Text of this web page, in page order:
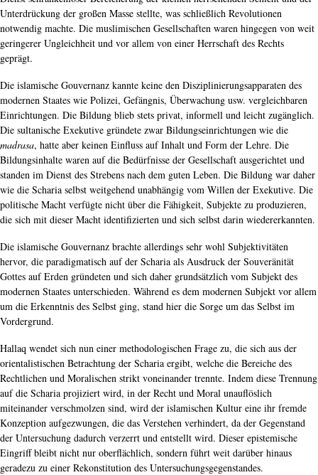
Unterdrückung der großen Masse stellte, was schließlich Revolutionen
notwendig machte. Die muslimischen Gesellschaften waren hingegen von weit
geringerer Ungleichheit und vor allem von einer Herrschaft des Rechts
geprägt.
Die islamische Gouvernanz kannte keine den Disziplinierungsapparaten des
modernen Staates wie Polizei, Gefängnis, Überwachung usw. vergleichbaren
Einrichtungen. Die Bildung blieb stets privat, informell und leicht zugänglich.
Die sultanische Exekutive gründete zwar Bildungseinrichtungen wie die
madrasa, hatte aber keinen Einfluss auf Inhalt und Form der Lehre. Die
Bildungsinhalte waren auf die Bedürfnisse der Gesellschaft ausgerichtet und
standen im Dienst des Strebens nach dem guten Leben. Die Bildung war daher
wie die Scharia selbst weitgehend unabhängig vom Willen der Exekutive. Die
politische Macht verfügte nicht über die Fähigkeit, Subjekte zu produzieren,
die sich mit dieser Macht identifizierten und sich selbst darin wiedererkannten.
Die islamische Gouvernanz brachte allerdings sehr wohl Subjektivitäten
hervor, die paradigmatisch auf der Scharia als Ausdruck der Souveränität
Gottes auf Erden gründeten und sich daher grundsätzlich vom Subjekt des
modernen Staates unterschieden. Während es dem modernen Subjekt vor allem
um die Erkenntnis des Selbst ging, stand hier die Sorge um das Selbst im
Vordergrund.
Hallaq wendet sich nun einer methodologischen Frage zu, die sich aus der
orientalistischen Betrachtung der Scharia ergibt, welche die Bereiche des
Rechtlichen und Moralischen strikt voneinander trennte. Indem diese Trennung
auf die Scharia projiziert wird, in der Recht und Moral unauflöslich
miteinander verschmolzen sind, wird der islamischen Kultur eine ihr fremde
Konzeption aufgezwungen, die das Verstehen verhindert, da der Gegenstand
der Untersuchung dadurch verzerrt und entstellt wird. Dieser epistemische
Eingriff bleibt nicht nur oberflächlich, sondern führt weit darüber hinaus
geradezu zu einer Rekonstitution des Untersuchungsgegenstandes.